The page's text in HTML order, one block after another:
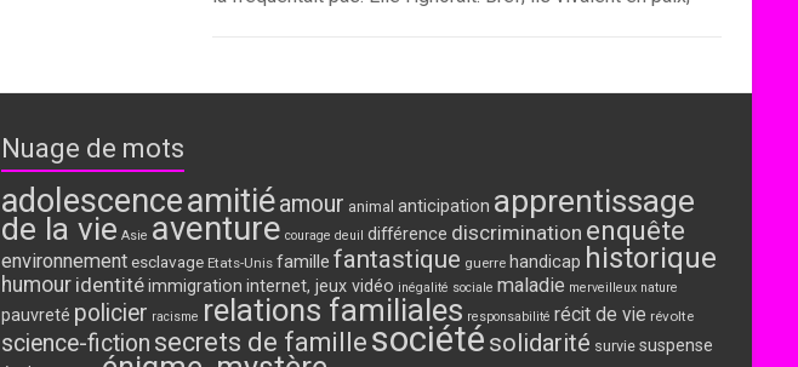
Nuage de mots
adolescenceamitiéamour animal anticipation apprentissage
de la vie Asie aventure courage deuil différence discrimination enquête
environnementesclavage Etats-Unis famille fantastique guerre handicap historique
humour identitéimmigration internet, jeux vidéo inégalité sociale maladie merveilleux nature
pauvreté policier racisme relations familiales responsabilité récit de vie révolte
science-fiction secrets de famille société solidarité survie suspense